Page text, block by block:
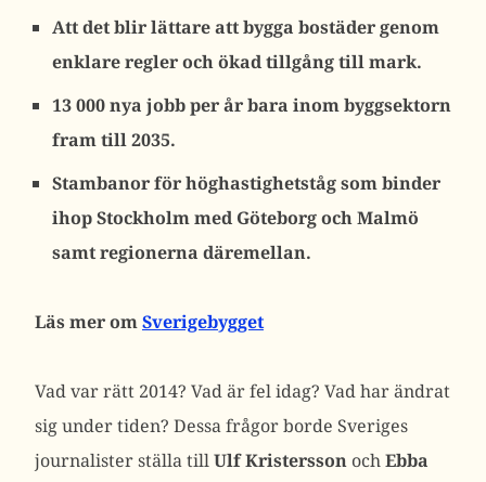
Att det blir lättare att bygga bostäder genom
enklare regler och ökad tillgång till mark.
13 000 nya jobb per år bara inom byggsektorn
fram till 2035.
Stambanor för höghastighetståg som binder
ihop Stockholm med Göteborg och Malmö
samt regionerna däremellan.
Läs mer omSverigebygget
Vad var rätt 2014? Vad är fel idag? Vad har ändrat
sig under tiden? Dessa frågor borde Sveriges
journalister ställa tillUlf Kristersson ochEbba